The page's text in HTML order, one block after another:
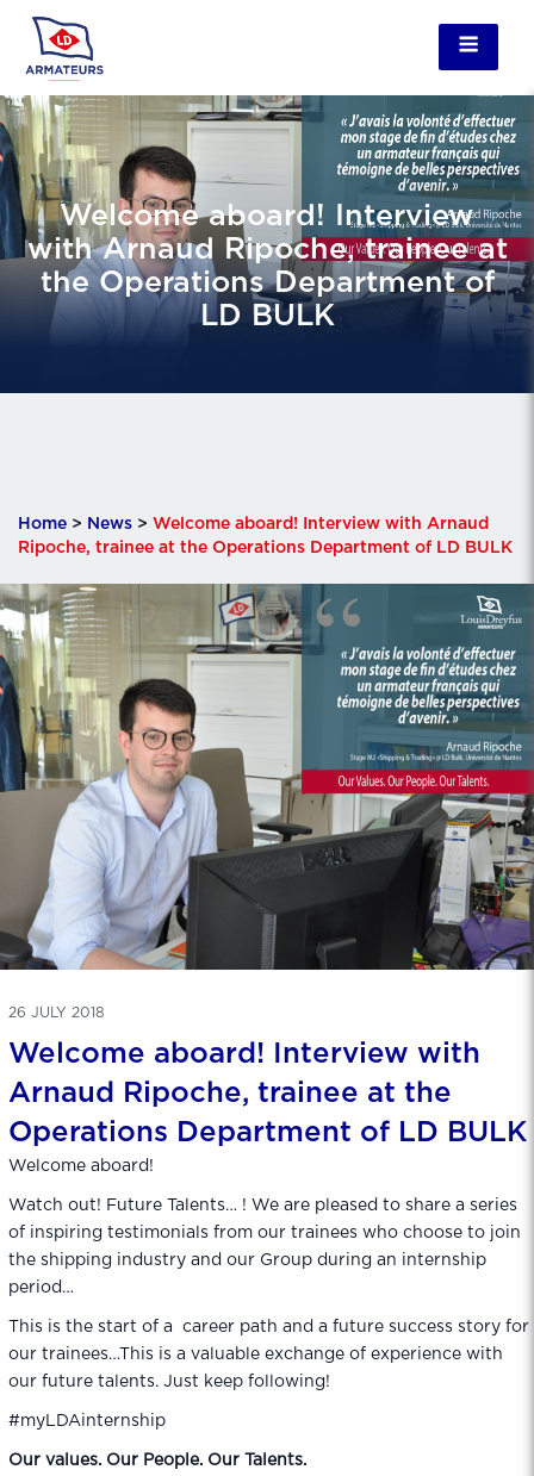
Welcome aboard! Interview
with Arnaud Ripoche, trainee at
the Operations Department of
LD BULK
Home > News > Welcome aboard! Interview with Arnaud
Ripoche, trainee at the Operations Department of LD BULK
26 JULY 2018
Welcome aboard! Interview with
Arnaud Ripoche, trainee at the
Operations Department of LD BULK
Welcome aboard!
Watch out! Future Talents… ! We are pleased to share a series
of inspiring testimonials from our trainees who choose to join
the shipping industry and our Group during an internship
period…
This is the start of a career path and a future success story for
our trainees…This is a valuable exchange of experience with
our future talents. Just keep following!
#myLDAinternship
Our values. Our People. Our Talents.